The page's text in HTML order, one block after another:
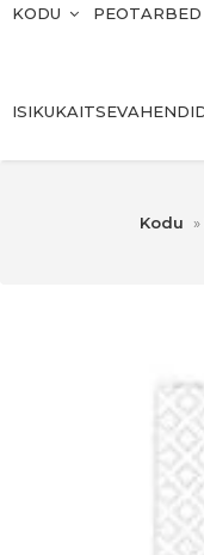
KODU PEOTARBED
Kodu »